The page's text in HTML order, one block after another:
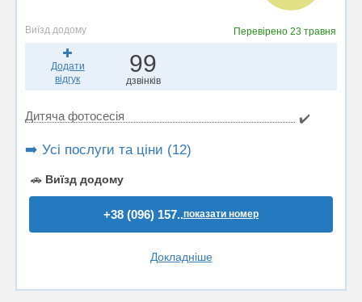
Виїзд додому Перевірено23 травня
Додати
відгук
99
дзвінків
Дитяча фотосесія ✔️
➡️ Усі послуги та ціни (12)
🚗 Виїзд додому
+38 (096) 157..показати номер
Докладніше